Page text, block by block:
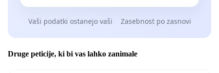
Vaši podatki ostanejo vaši Zasebnost po zasnovi
Druge peticije, ki bi vas lahko zanimale